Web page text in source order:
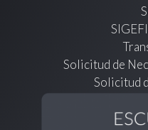
Solicitud de
Solicitud